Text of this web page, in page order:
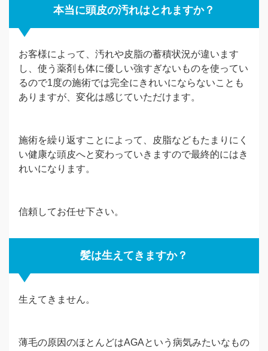
本当に頭皮の汚れはとれますか？
お客様によって、汚れや皮脂の蓄積状況が違います
し、使う薬剤も体に優しい強すぎないものを使ってい
るので1度の施術では完全にきれいにならないことも
ありますが、変化は感じていただけます。
施術を繰り返すことによって、皮脂などもたまりにく
い健康な頭皮へと変わっていきますので最終的にはき
れいになります。
信頼してお任せ下さい。
髪は生えてきますか？
生えてきません。
薄毛の原因のほとんどはAGAという病気みたいなもの